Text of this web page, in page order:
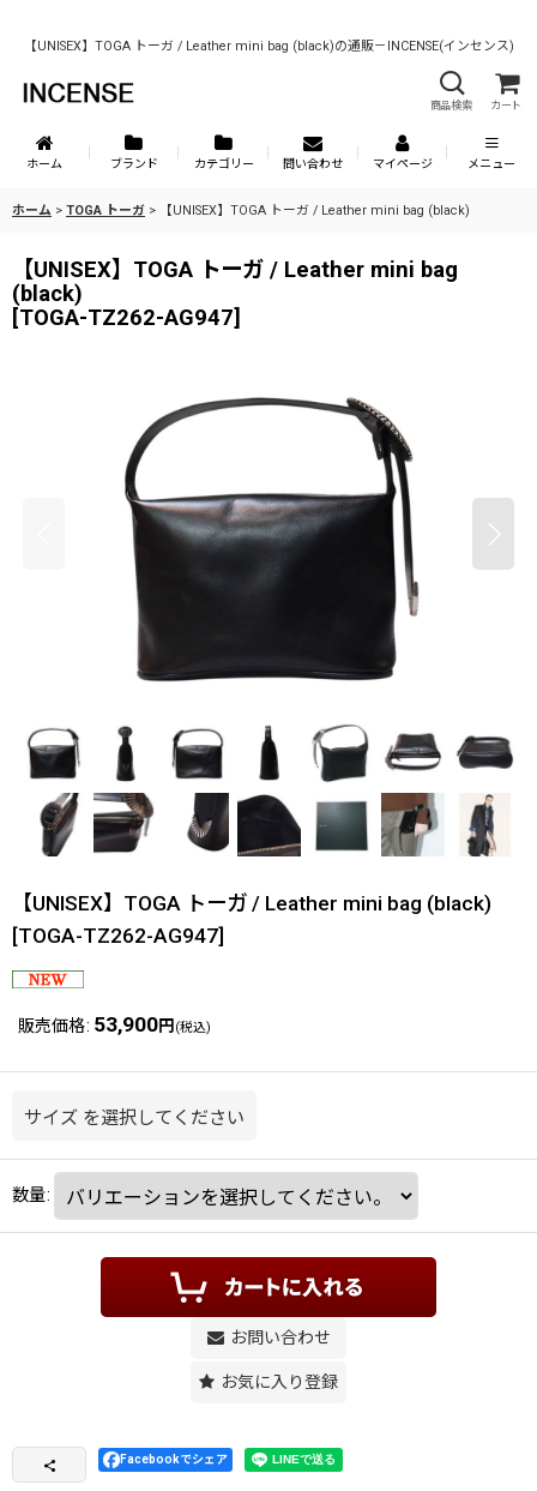
【UNISEX】TOGA トーガ / Leather mini bag (black)の通販－INCENSE(インセンス)
商品検索 カート
ホーム ブランド カテゴリー 問い合わせ マイページ メニュー
ホーム > TOGA トーガ > 【UNISEX】TOGA トーガ / Leather mini bag (black)
【UNISEX】TOGA トーガ / Leather mini bag
(black)
[TOGA-TZ262-AG947]
【UNISEX】TOGA トーガ / Leather mini bag (black)
[TOGA-TZ262-AG947]
販売価格: 53,900円 (税込)
サイズ を選択してください
数量:
お問い合わせ
お気に入り登録
Facebookでシェア